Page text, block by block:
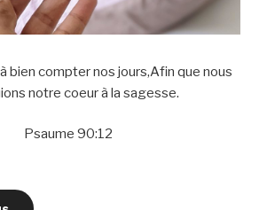
bien compter nos jours,Afin que nous
notre coeur à la sagesse.
Psaume 90:12